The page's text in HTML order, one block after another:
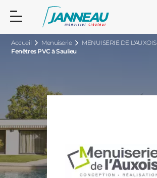
Accueil Menuiserie
MENUISERIE DE L'AUXOIS
Fenêtres PVC à Saulieu
FENÊTRES ET PORTES-FENÊTRES
BOIS
BAIES VITRÉES
PORTES D’ENTRÉELES INTEMPORELLES